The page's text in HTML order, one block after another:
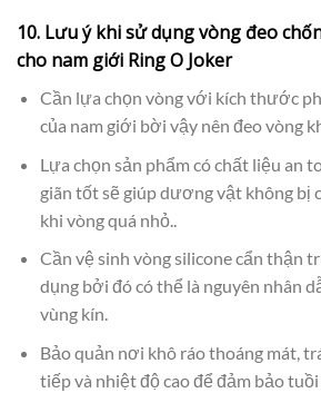
10. Lưu ý khi sử dụng vòng đeo
cho nam giới Ring O Joker
Cần lựa chọn vòng với kích thước
của nam giới bời vậy nên đeo vòng
Lựa chọn sản phẩm có chất liệu an
giãn tốt sẽ giúp dương vật không bị
khi vòng quá nhỏ..
Cần vệ sinh vòng silicone cẩn thận
dụng bởi đó có thể là nguyên nhân
vùng kín.
Bảo quản nơi khô ráo thoáng mát,
tiếp và nhiệt độ cao để đảm bảo